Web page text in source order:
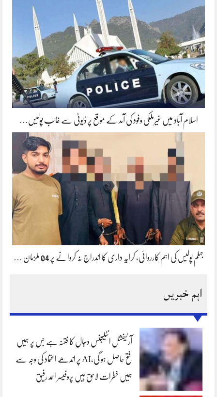
اسلام آباد میں غیرملکی وفود کی آمد کے موقع پر ڈیوٹی سے غائب پولیس…
جہلم پولیس کی اہم کارروائی، کرایہ داری کا اندراج نہ کروانے پر 04 ملزمان …
اہم خبریں
آرٹیفشل انٹلیجنس دجال کا فتنہ ہے جس پر ہمیں
فتح حاصل ہو گی،AI پر اندھے اعتماد کی وجہ سے
ہمیں خطرات لاحق ہیں پروفیسر احمد رفیق